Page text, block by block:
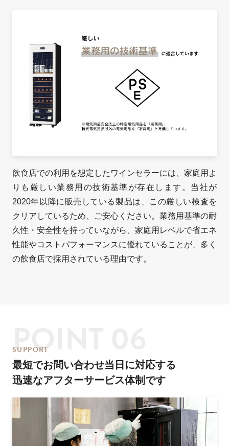
飲食店での利用を想定したワインセラーには、家庭用よ
りも厳しい業務用の技術基準が存在します。当社が
2020年以降に販売している製品は、この厳しい検査を
クリアしているため、ご安心ください。業務用基準の耐
久性・安全性を持っていながら、家庭用レベルで省エネ
性能やコストパフォーマンスに優れていることが、多く
の飲食店で採用されている理由です。
POINT 06
SUPPORT
最短でお問い合わせ当日に対応する
迅速なアフターサービス体制です